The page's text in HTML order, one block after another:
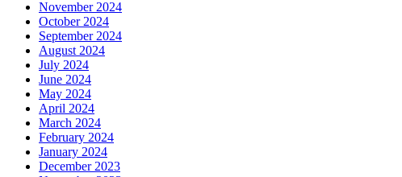
November 2024
October 2024
September 2024
August 2024
July 2024
June 2024
May 2024
April 2024
March 2024
February 2024
January 2024
December 2023